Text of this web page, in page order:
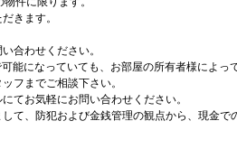
きます。
合わせください。
能になっていても、お部屋の所有者様によっ
フまでご相談下さい。
てお気軽にお問い合わせください。
て、防犯および金銭管理の観点から、現金で